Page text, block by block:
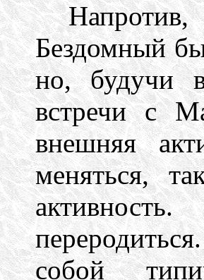
Бездомный
но, будучи
встречи с
внешняя
меняться,
собой